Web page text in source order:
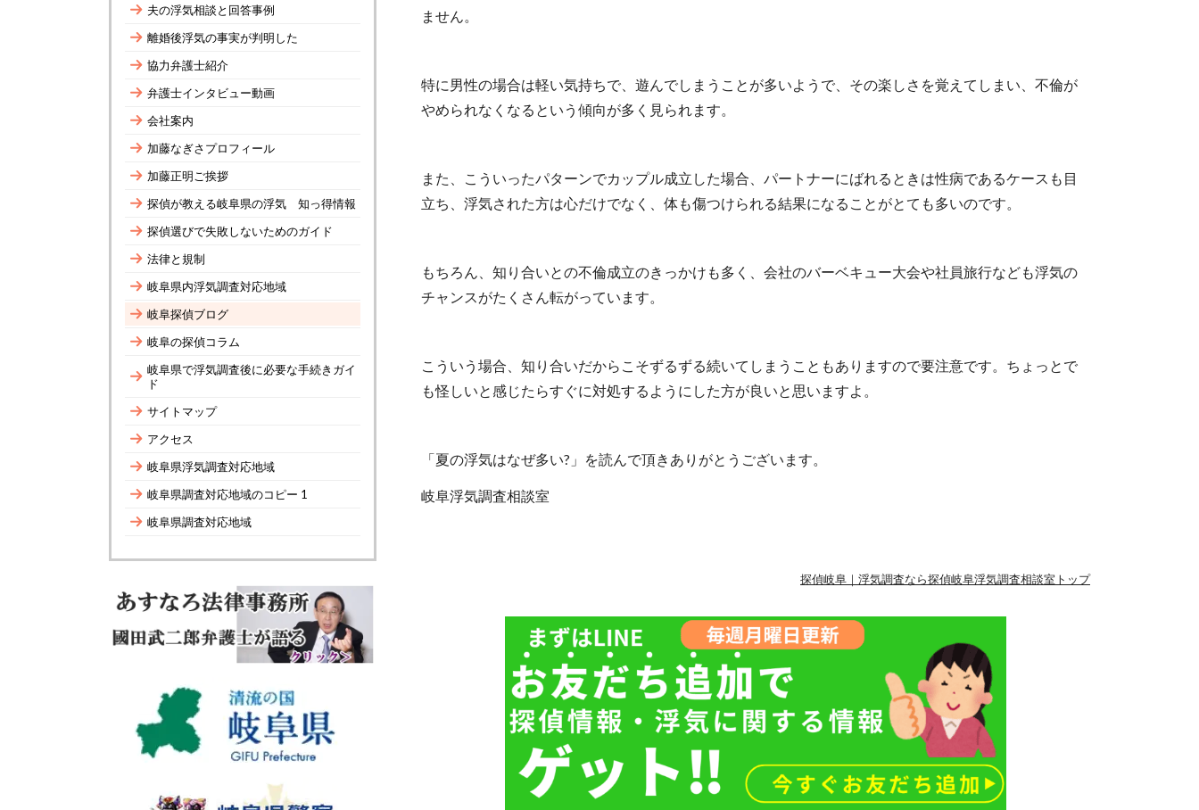
ません。
特に男性の場合は軽い気持ちで、遊んでしまうことが多いようで、その楽しさを覚えてしまい、不倫が
やめられなくなるという傾向が多く見られます。
また、こういったパターンでカップル成立した場合、パートナーにばれるときは性病であるケースも目
立ち、浮気された方は心だけでなく、体も傷つけられる結果になることがとても多いのです。
もちろん、知り合いとの不倫成立のきっかけも多く、会社のバーベキュー大会や社員旅行なども浮気の
チャンスがたくさん転がっています。
こういう場合、知り合いだからこそずるずる続いてしまうこともありますので要注意です。ちょっとで
も怪しいと感じたらすぐに対処するようにした方が良いと思いますよ。
「夏の浮気はなぜ多い?」を読んで頂きありがとうございます。
岐阜浮気調査相談室
探偵岐阜｜浮気調査なら探偵岐阜浮気調査相談室トップ
夫の浮気相談と回答事例
離婚後浮気の事実が判明した
協力弁護士紹介
弁護士インタビュー動画
会社案内
加藤なぎさプロフィール
加藤正明ご挨拶
探偵が教える岐阜県の浮気 知っ得情報
探偵選びで失敗しないためのガイド
法律と規制
岐阜県内浮気調査対応地域
岐阜探偵ブログ
岐阜の探偵コラム
岐阜県で浮気調査後に必要な手続きガイ
ド
サイトマップ
アクセス
岐阜県浮気調査対応地域
岐阜県調査対応地域のコピー 1
岐阜県調査対応地域